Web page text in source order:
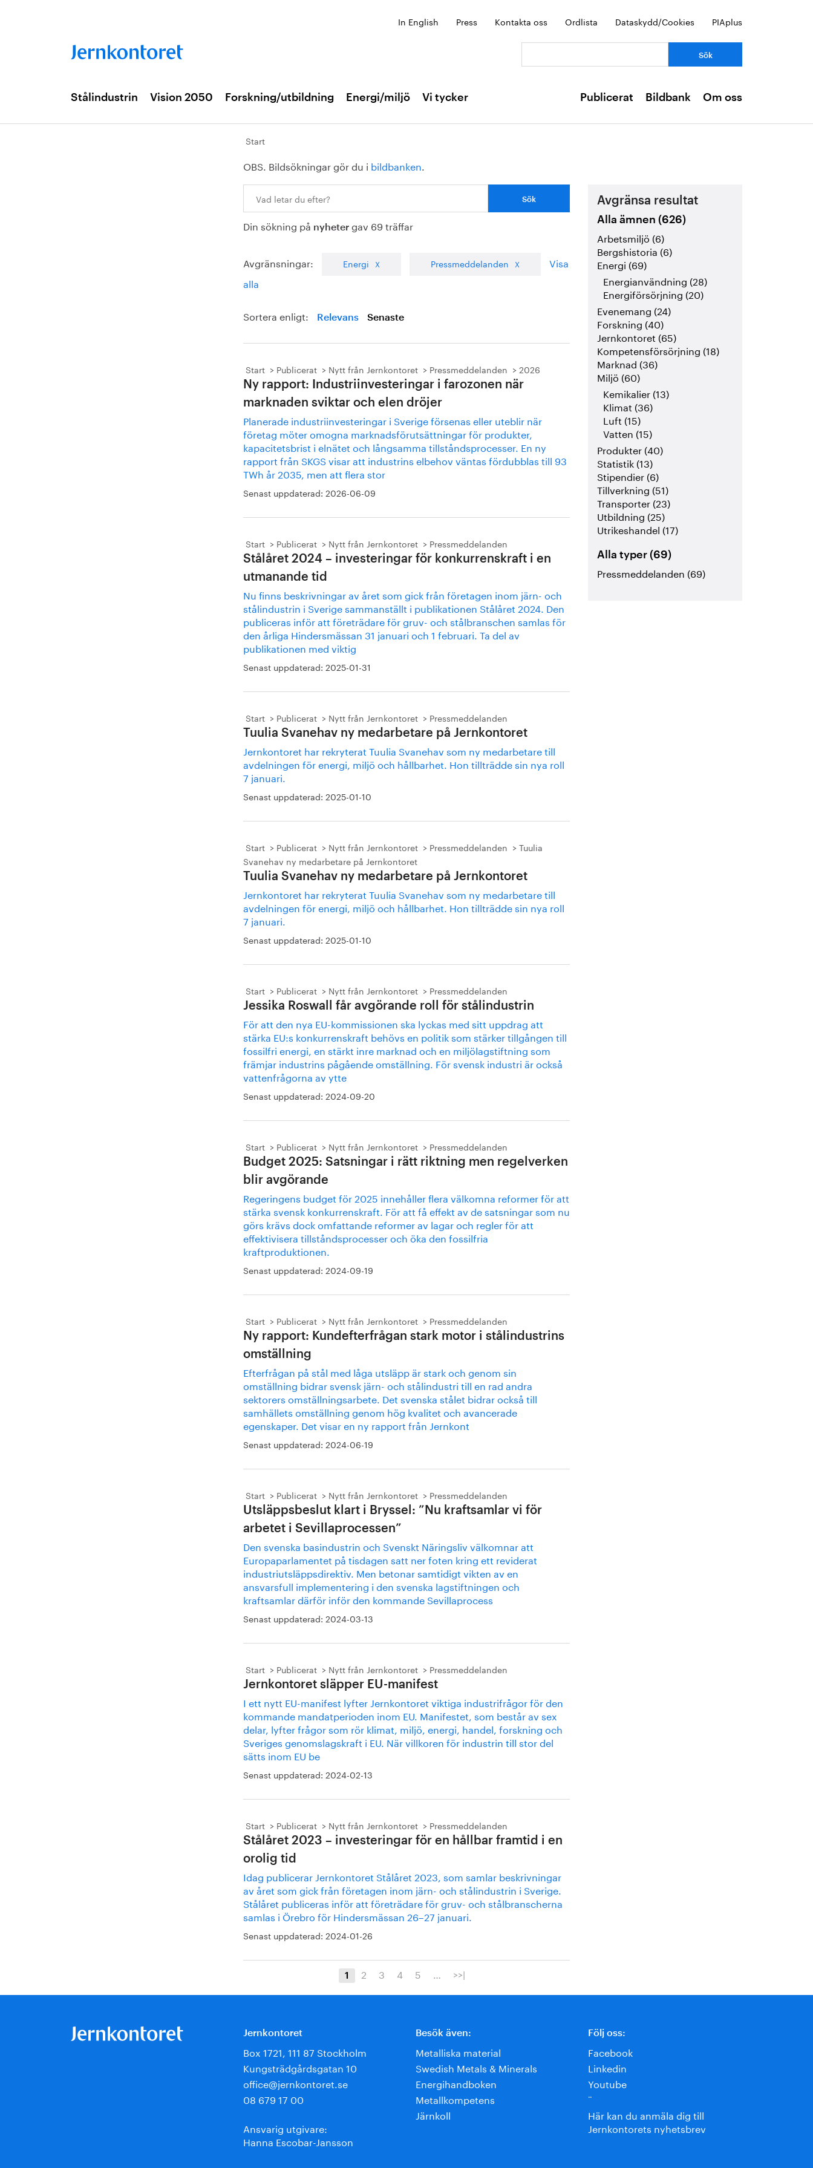
In English Press Kontakta oss Ordlista Dataskydd/Cookies PIAplus
Stålindustrin Vision 2050 Forskning/utbildning Energi/miljö Vi tycker Publicerat Bildbank Om oss
Start
OBS. Bildsökningar gör du i bildbanken.
Din sökning på nyheter gav 69 träffar
Avgränsningar: Energi Pressmeddelanden
Visa
alla
Sortera enligt: Relevans Senaste
Start Publicerat Nytt från Jernkontoret Pressmeddelanden 2026
Ny rapport: Industriinvesteringar i farozonen när
marknaden sviktar och elen dröjer
Planerade industriinvesteringar i Sverige försenas eller uteblir när
företag möter omogna marknadsförutsättningar för produkter,
kapacitetsbrist i elnätet och långsamma tillståndsprocesser. En ny
rapport från SKGS visar att industrins elbehov väntas fördubblas till 93
TWh år 2035, men att flera stor
Senast uppdaterad: 2026-06-09
Start Publicerat Nytt från Jernkontoret Pressmeddelanden
Stålåret 2024 – investeringar för konkurrenskraft i en
utmanande tid
Nu finns beskrivningar av året som gick från företagen inom järn- och
stålindustrin i Sverige sammanställt i publikationen Stålåret 2024. Den
publiceras inför att företrädare för gruv- och stålbranschen samlas för
den årliga Hindersmässan 31 januari och 1 februari. Ta del av
publikationen med viktig
Senast uppdaterad: 2025-01-31
Start Publicerat Nytt från Jernkontoret Pressmeddelanden
Tuulia Svanehav ny medarbetare på Jernkontoret
Jernkontoret har rekryterat Tuulia Svanehav som ny medarbetare till
avdelningen för energi, miljö och hållbarhet. Hon tillträdde sin nya roll
7 januari.
Senast uppdaterad: 2025-01-10
Start Publicerat Nytt från Jernkontoret Pressmeddelanden
Tuulia
Svanehav ny medarbetare på Jernkontoret
Tuulia Svanehav ny medarbetare på Jernkontoret
Jernkontoret har rekryterat Tuulia Svanehav som ny medarbetare till
avdelningen för energi, miljö och hållbarhet. Hon tillträdde sin nya roll
7 januari.
Senast uppdaterad: 2025-01-10
Start Publicerat Nytt från Jernkontoret Pressmeddelanden
Jessika Roswall får avgörande roll för stålindustrin
För att den nya EU-kommissionen ska lyckas med sitt uppdrag att
stärka EU:s konkurrenskraft behövs en politik som stärker tillgången till
fossilfri energi, en stärkt inre marknad och en miljölagstiftning som
främjar industrins pågående omställning. För svensk industri är också
vattenfrågorna av ytte
Senast uppdaterad: 2024-09-20
Start Publicerat Nytt från Jernkontoret Pressmeddelanden
Budget 2025: Satsningar i rätt riktning men regelverken
blir avgörande
Regeringens budget för 2025 innehåller flera välkomna reformer för att
stärka svensk konkurrenskraft. För att få effekt av de satsningar som nu
görs krävs dock omfattande reformer av lagar och regler för att
effektivisera tillståndsprocesser och öka den fossilfria
kraftproduktionen.
Senast uppdaterad: 2024-09-19
Start Publicerat Nytt från Jernkontoret Pressmeddelanden
Ny rapport: Kundefterfrågan stark motor i stålindustrins
omställning
Efterfrågan på stål med låga utsläpp är stark och genom sin
omställning bidrar svensk järn- och stålindustri till en rad andra
sektorers omställningsarbete. Det svenska stålet bidrar också till
samhällets omställning genom hög kvalitet och avancerade
egenskaper. Det visar en ny rapport från Jernkont
Senast uppdaterad: 2024-06-19
Start Publicerat Nytt från Jernkontoret Pressmeddelanden
Utsläppsbeslut klart i Bryssel: ”Nu kraftsamlar vi för
arbetet i Sevillaprocessen”
Den svenska basindustrin och Svenskt Näringsliv välkomnar att
Europaparlamentet på tisdagen satt ner foten kring ett reviderat
industriutsläppsdirektiv. Men betonar samtidigt vikten av en
ansvarsfull implementering i den svenska lagstiftningen och
kraftsamlar därför inför den kommande Sevillaprocess
Senast uppdaterad: 2024-03-13
Start Publicerat Nytt från Jernkontoret Pressmeddelanden
Jernkontoret släpper EU-manifest
I ett nytt EU-manifest lyfter Jernkontoret viktiga industrifrågor för den
kommande mandatperioden inom EU. Manifestet, som består av sex
delar, lyfter frågor som rör klimat, miljö, energi, handel, forskning och
Sveriges genomslagskraft i EU. När villkoren för industrin till stor del
sätts inom EU be
Senast uppdaterad: 2024-02-13
Start Publicerat Nytt från Jernkontoret Pressmeddelanden
Stålåret 2023 – investeringar för en hållbar framtid i en
orolig tid
Idag publicerar Jernkontoret Stålåret 2023, som samlar beskrivningar
av året som gick från företagen inom järn- och stålindustrin i Sverige.
Stålåret publiceras inför att företrädare för gruv- och stålbranscherna
samlas i Örebro för Hindersmässan 26–27 januari.
Senast uppdaterad: 2024-01-26
1 2 3 4 5 … >>|
Avgränsa resultat
Alla ämnen (626)
Arbetsmiljö (6)
Bergshistoria (6)
Energi (69)
Energianvändning (28)
Energiförsörjning (20)
Evenemang (24)
Forskning (40)
Jernkontoret (65)
Kompetensförsörjning (18)
Marknad (36)
Miljö (60)
Kemikalier (13)
Klimat (36)
Luft (15)
Vatten (15)
Produkter (40)
Statistik (13)
Stipendier (6)
Tillverkning (51)
Transporter (23)
Utbildning (25)
Utrikeshandel (17)
Alla typer (69)
Pressmeddelanden (69)
Jernkontoret
Box 1721, 111 87 Stockholm
Kungsträdgårdsgatan 10
office@jernkontoret.se
08 679 17 00
Ansvarig utgivare:
Hanna Escobar-Jansson
Besök även:
Metalliska material
Swedish Metals & Minerals
Energihandboken
Metallkompetens
Järnkoll
Följ oss:
Facebook
Linkedin
Youtube
¨
Här kan du anmäla dig till
Jernkontorets nyhetsbrev